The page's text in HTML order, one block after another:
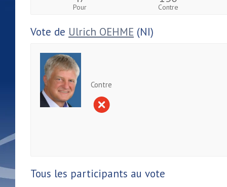
Pour Contre
Vote de Ulrich OEHME (NI)
Contre
Tous les participants au vote